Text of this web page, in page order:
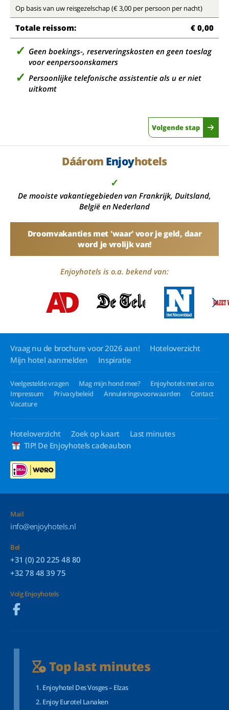
Op basis van uw reisgezelschap (€ 3,00 per persoon per nacht)
Totale reissom: € 0,00
Geen boekings-, reserveringskosten en geen toeslag
voor eenpersoonskamers
Persoonlijke telefonische assistentie als u er niet
uitkomt
Volgende stap
Dáárom Enjoyhotels
✓
De mooiste vakantiegebieden van Frankrijk, Duitsland,
België en Nederland
Droomvakanties met 'waar' voor je geld, daar
word je vrolijk van!
Enjoyhotels is o.a. bekend van:
Vraag nu de brochure voor 2026 aan!
Hoteloverzicht
Mijn hotel aanmelden
Inspiratie
Veelgestelde vragen Mag mijn hond mee?
Enjoyhotels met airco
Impressum
Privacybeleid Annuleringsvoorwaarden
Contact
Vacature
Hoteloverzicht Zoek op kaart
Last minutes
TIP! De Enjoyhotels cadeaubon
Mail
info@enjoyhotels.nl
Bel
+31 (0) 20 225 48 80
+32 78 48 39 75
Volg Enjoyhotels
Top last minutes
Enjoyhotel Des Vosges – Elzas
Enjoy Eurotel Lanaken